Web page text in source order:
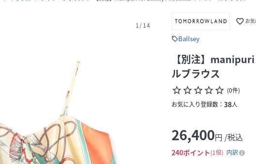
1/14 favorite_border お
sellBallsey
【別注】
ルブラウス
star_borderstar_borderstar_borderstar_borderstar_border (0件)
お気に入り登録数： 38人
26,400円 /税込
240ポイント 1倍 内訳